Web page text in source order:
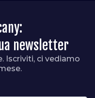
newsletter
Iscriviti, ci vediamo